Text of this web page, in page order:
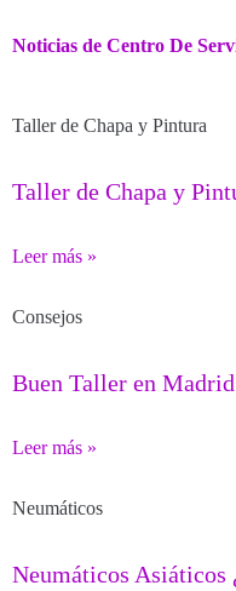
Noticias de Centro De
Taller de Chapa y Pintura
Taller de Chapa y
Leer más »
Consejos
Buen Taller en Madrid
Leer más »
Neumáticos
Neumáticos Asiáticos